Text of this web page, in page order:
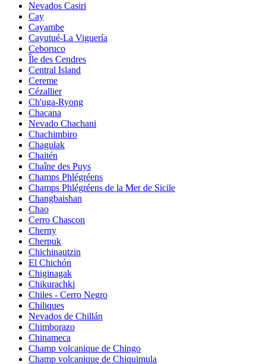
Nevados Casiri
Cay
Cayambe
Cayutué-La Viguería
Ceboruco
Île des Cendres
Central Island
Cereme
Cézallier
Ch'uga-Ryong
Chacana
Nevado Chachani
Chachimbiro
Chagulak
Chaitén
Chaîne des Puys
Champs Phlégréens
Champs Phlégréens de la Mer de Sicile
Changbaishan
Chao
Cerro Chascon
Cherny
Cherpuk
Chichinautzin
El Chichón
Chiginagak
Chikurachki
Chiles - Cerro Negro
Chiliques
Nevados de Chillán
Chimborazo
Chinameca
Champ volcanique de Chingo
Champ volcanique de Chiquimula